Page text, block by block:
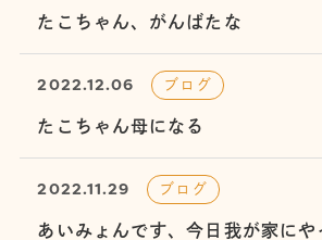
たこちゃん、がんばたな
2022.12.06 ブログ
たこちゃん母になる
2022.11.29 ブログ
あいみょんです、今日我が家にや